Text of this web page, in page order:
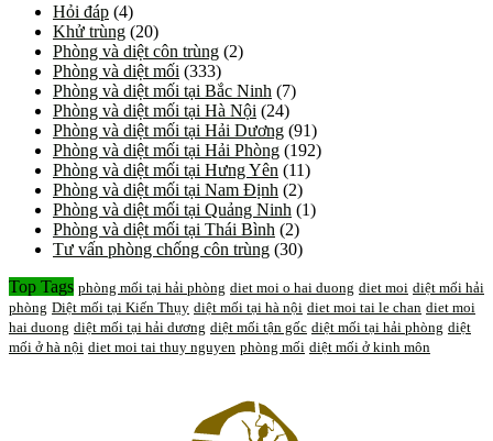
Hỏi đáp (4)
Khử trùng (20)
Phòng và diệt côn trùng (2)
Phòng và diệt mối (333)
Phòng và diệt mối tại Bắc Ninh (7)
Phòng và diệt mối tại Hà Nội (24)
Phòng và diệt mối tại Hải Dương (91)
Phòng và diệt mối tại Hải Phòng (192)
Phòng và diệt mối tại Hưng Yên (11)
Phòng và diệt mối tại Nam Định (2)
Phòng và diệt mối tại Quảng Ninh (1)
Phòng và diệt mối tại Thái Bình (2)
Tư vấn phòng chống côn trùng (30)
Top Tags phòng mối tại hải phòng diet moi o hai duong diet moi diệt mối hải
phòng Diệt mối tại Kiến Thụy diệt mối tại hà nội diet moi tai le chan diet moi
hai duong diệt mối tại hải dương diệt mối tận gốc diệt mối tại hải phòng diệt
mối ở hà nội diet moi tai thuy nguyen phòng mối diệt mối ở kinh môn